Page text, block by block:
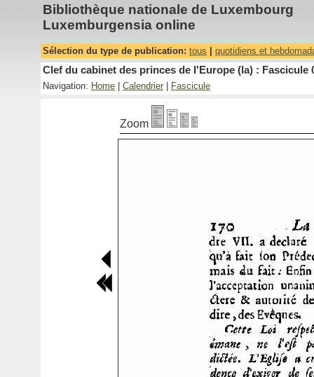
Bibliothèque nationale de Luxembourg
Luxemburgensia online
Sélection du type de publication: tous quotidiens et
Clef du cabinet des princes de l'Europe (la) : Fascicule
Navigation: Home Calendrier Fascicule
Zoom